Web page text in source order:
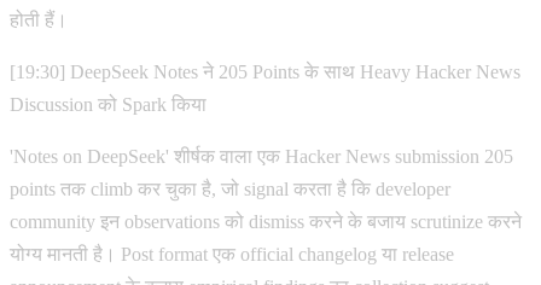
होती हैं।
[19:30] DeepSeek Notes ने 205 Points के साथ Heavy Hacker News
Discussion को Spark किया
'Notes on DeepSeek' शीर्षक वाला एक Hacker News submission 205
points तक climb कर चुका है, जो signal करता है कि developer
community इन observations को dismiss करने के बजाय scrutinize करने
योग्य मानती है। Post format एक official changelog या release